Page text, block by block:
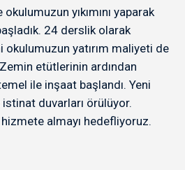
yıkımını yaparak
24 derslik olarak
okulumuzun yatırım maliyeti de
etütlerinin ardından
ile inşaat başlandı. Yeni
duvarları örülüyor.
almayı hedefliyoruz.